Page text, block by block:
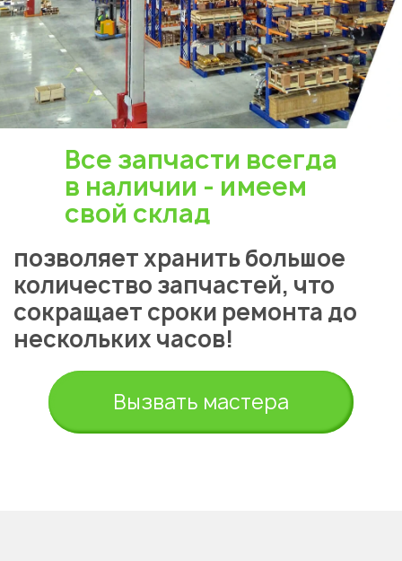
Все запчасти всегда
в наличии - имеем
свой склад
позволяет хранить большое
количество запчастей, что
сокращает сроки ремонта до
нескольких часов!
Вызвать мастера